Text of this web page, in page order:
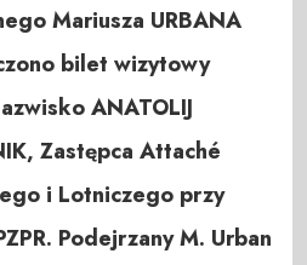
Mariusza URBANA
bilet wizytowy
ANATOLIJ
Zastępca Attaché
i Lotniczego przy
Podejrzany M. Urban